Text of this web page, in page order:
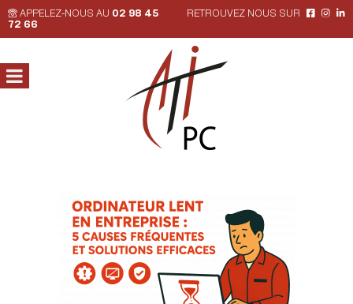
APPELEZ-NOUS AU 02 98 45
72 66
RETROUVEZ NOUS SUR